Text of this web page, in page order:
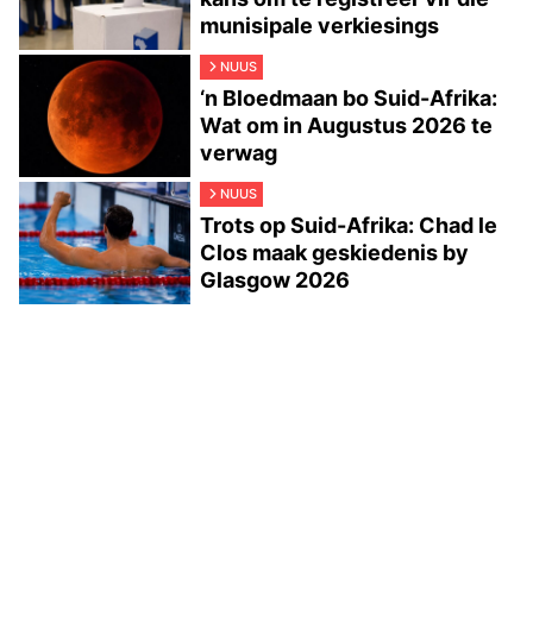
munisipale verkiesings
NUUS
‘n Bloedmaan bo Suid-Afrika:
Wat om in Augustus 2026 te
verwag
NUUS
Trots op Suid-Afrika: Chad le
Clos maak geskiedenis by
Glasgow 2026